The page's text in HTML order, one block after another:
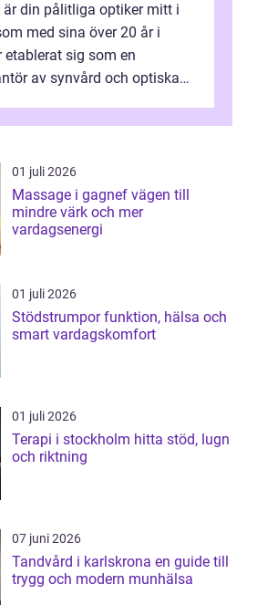
är din pålitliga optiker mitt i
med sina över 20 år i
etablerat sig som en
av synvård och optiska
01 juli 2026
Massage i gagnef vägen till
mindre värk och mer
vardagsenergi
01 juli 2026
Stödstrumpor funktion, hälsa och
smart vardagskomfort
01 juli 2026
Terapi i stockholm hitta stöd, lugn
och riktning
07 juni 2026
Tandvård i karlskrona en guide till
trygg och modern munhälsa